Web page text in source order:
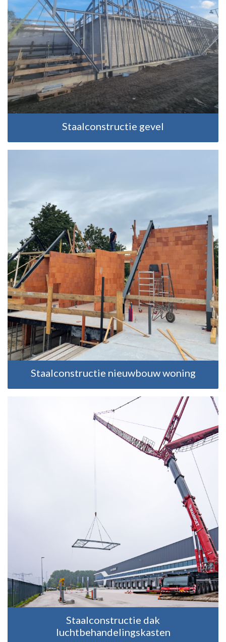
Staalconstructie gevel
Staalconstructie nieuwbouw woning
Staalconstructie dak
luchtbehandelingskasten